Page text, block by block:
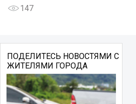
147
ПОДЕЛИТЕСЬ НОВОСТЯМИ С
ЖИТЕЛЯМИ ГОРОДА